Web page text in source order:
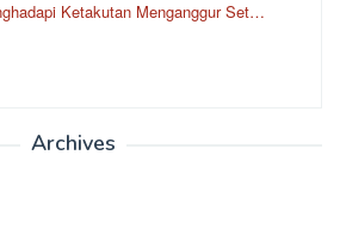
Ketakutan Menganggur Set…
Archives